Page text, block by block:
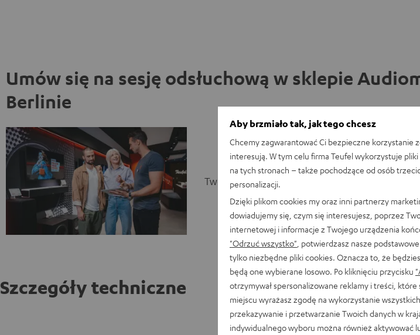
Umów się na sesję odsłuchową w sklepie
Berlinie
Twoja sesja odsłuchowa
Gęsia skórka
naszego partnera w
naszego sklepu w
produkty na własnych
5.1 – pracownicy
radą. Umów się na
odkryj dźwięk Teufel
Szczegóły techniczne
Zestaw nakładek do REAL BLUE IN
Aby brzmiało tak, jak tego chcesz
Chcemy zagwarantować Ci bezpieczne korzystanie
interesują. W tym celu firma Teufel wykorzystuje
na tych stronach – także pochodzące od osób
personalizacji.
Dzięki plikom cookies my oraz inni partnerzy
dowiadujemy się, czym się interesujesz, poprzez
internetowej i informacje z Twojego urządzenia
"Odrzuć wszystko" , potwierdzasz nasze
tylko niezbędne pliki cookies. Oznacza to, że
będą one wybierane losowo. Po kliknięciu przycisku
otrzymywał spersonalizowane reklamy i treści,
miejscu wyrażasz zgodę na wykorzystanie
przekazywanie i przetwarzanie Twoich danych w
indywidualnego wyboru można również aktywować